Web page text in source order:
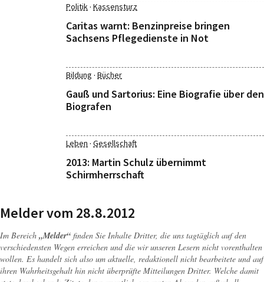
Politik· Kassensturz
Caritas warnt: Benzinpreise bringen
Sachsens Pflegedienste in Not
Bildung · Bücher
Gauß und Sartorius: Eine Biografie über den
Biografen
Leben · Gesellschaft
2013: Martin Schulz übernimmt
Schirmherrschaft
Melder vom 28.8.2012
Im Bereich „Melder“ finden Sie Inhalte Dritter, die uns tagtäglich auf den
verschiedensten Wegen erreichen und die wir unseren Lesern nicht vorenthalten
wollen. Es handelt sich also um aktuelle, redaktionell nicht bearbeitete und auf
ihren Wahrheitsgehalt hin nicht überprüfte Mitteilungen Dritter. Welche damit